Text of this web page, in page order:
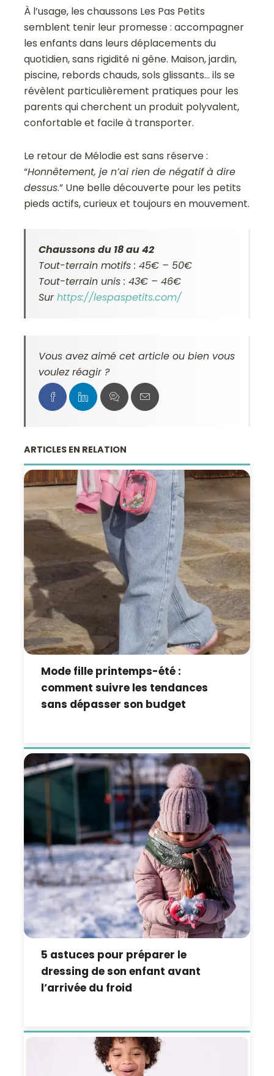
À l’usage, les chaussons Les Pas Petits
semblent tenir leur promesse : accompagner
les enfants dans leurs déplacements du
quotidien, sans rigidité ni gêne. Maison, jardin,
piscine, rebords chauds, sols glissants… ils se
révèlent particulièrement pratiques pour les
parents qui cherchent un produit polyvalent,
confortable et facile à transporter.
Le retour de Mélodie est sans réserve :
“Honnêtement, je n’ai rien de négatif à dire
dessus.” Une belle découverte pour les petits
pieds actifs, curieux et toujours en mouvement.
Chaussons du 18 au 42
Tout-terrain motifs : 45€ – 50€
Tout-terrain unis : 43€ – 46€
Surhttps://lespaspetits.com/
Vous avez aimé cet article ou bien vous
voulez réagir ?
ARTICLES EN RELATION
Mode fille printemps-été :
comment suivre les tendances
sans dépasser son budget
5 astuces pour préparer le
dressing de son enfant avant
l’arrivée du froid